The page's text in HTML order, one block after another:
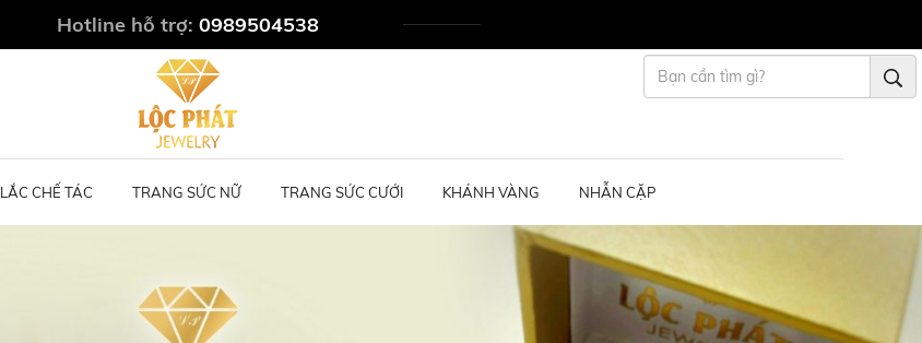
Hotline hỗ trợ: 0989504538
LẮC CHẾ TÁC TRANG SỨC NỮ TRANG SỨC CƯỚI KHÁNH VÀNG NHẪN CẶP